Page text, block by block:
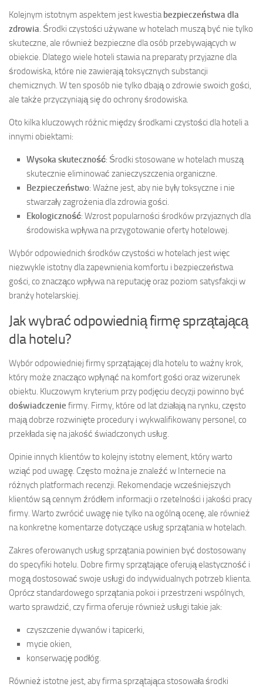
Kolejnym istotnym aspektem jest kwestiabezpieczeństwa dla
zdrowia. Środki czystości używane w hotelach muszą być nie tylko
skuteczne, ale również bezpieczne dla osób przebywających w
obiekcie. Dlatego wiele hoteli stawia na preparaty przyjazne dla
środowiska, które nie zawierają toksycznych substancji
chemicznych. W ten sposób nie tylko dbają o zdrowie swoich gości,
ale także przyczyniają się do ochrony środowiska.
Oto kilka kluczowych różnic między środkami czystości dla hoteli a
innymi obiektami:
Wysoka skuteczność: Środki stosowane w hotelach muszą
skutecznie eliminować zanieczyszczenia organiczne.
Bezpieczeństwo: Ważne jest, aby nie były toksyczne i nie
stwarzały zagrożenia dla zdrowia gości.
Ekologiczność: Wzrost popularności środków przyjaznych dla
środowiska wpływa na przygotowanie oferty hotelowej.
Wybór odpowiednich środków czystości w hotelach jest więc
niezwykle istotny dla zapewnienia komfortu i bezpieczeństwa
gości, co znacząco wpływa na reputację oraz poziom satysfakcji w
branży hotelarskiej.
Jak wybrać odpowiednią firmę sprzątającą
dla hotelu?
Wybór odpowiedniej firmy sprzątającej dla hotelu to ważny krok,
który może znacząco wpłynąć na komfort gości oraz wizerunek
obiektu. Kluczowym kryterium przy podjęciu decyzji powinno być
doświadczenie firmy. Firmy, które od lat działają na rynku, często
mają dobrze rozwinięte procedury i wykwalifikowany personel, co
przekłada się na jakość świadczonych usług.
Opinie innych klientów to kolejny istotny element, który warto
wziąć pod uwagę. Często można je znaleźć w Internecie na
różnych platformach recenzji. Rekomendacje wcześniejszych
klientów są cennym źródłem informacji o rzetelności i jakości pracy
firmy. Warto zwrócić uwagę nie tylko na ogólną ocenę, ale również
na konkretne komentarze dotyczące usług sprzątania w hotelach.
Zakres oferowanych usług sprzątania powinien być dostosowany
do specyfiki hotelu. Dobre firmy sprzątające oferują elastyczność i
mogą dostosować swoje usługi do indywidualnych potrzeb klienta.
Oprócz standardowego sprzątania pokoi i przestrzeni wspólnych,
warto sprawdzić, czy firma oferuje również usługi takie jak:
czyszczenie dywanów i tapicerki,
mycie okien,
konserwację podłóg.
Również istotne jest, aby firma sprzątająca stosowała środki